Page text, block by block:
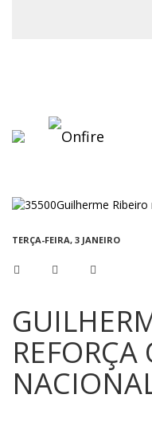
TERÇA-FEIRA, 3 JANEIRO
REFORÇA